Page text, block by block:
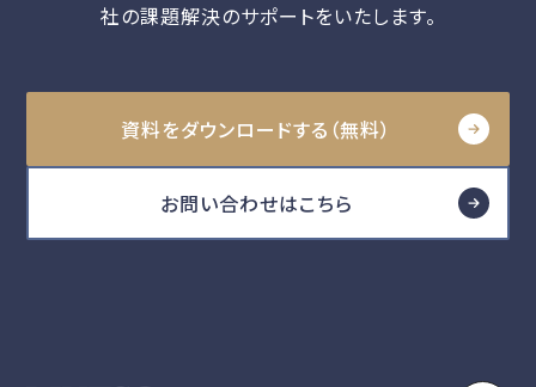
社の課題解決のサポートをいたします。
資料をダウンロードする（無料）
お問い合わせはこちら